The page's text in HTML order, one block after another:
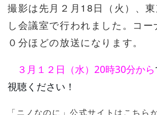
撮影は先月２月18日（火）、
し会議室で行われました。コー
０分ほどの放送になります。
３月１２日（水）20時30分から
視聴ください！
「ニノなのに」公式サイトはこちら